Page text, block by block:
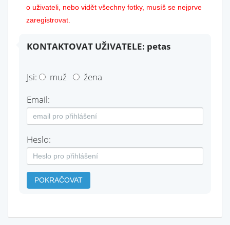
o uživateli, nebo vidět všechny fotky, musíš se nejprve
zaregistrovat.
KONTAKTOVAT UŽIVATELE: petas
Jsi: muž
žena
Email:
Heslo:
POKRAČOVAT